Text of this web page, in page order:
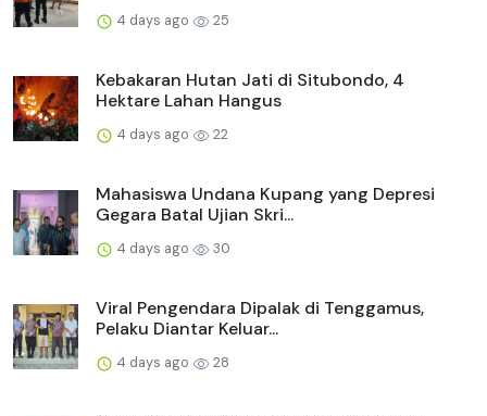
4 days ago 25
Kebakaran Hutan Jati di Situbondo, 4
Hektare Lahan Hangus
4 days ago 22
Mahasiswa Undana Kupang yang Depresi
Gegara Batal Ujian Skri...
4 days ago 30
Viral Pengendara Dipalak di Tenggamus,
Pelaku Diantar Keluar...
4 days ago 28